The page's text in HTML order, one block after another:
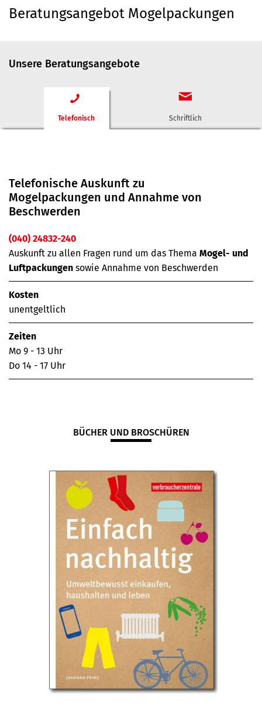
Beratungsangebot Mogelpackungen
Unsere Beratungsangebote
Telefonisch Schriftlich
Telefonische Auskunft zu
Mogelpackungen und Annahme von
Beschwerden
(040) 24832-240
Auskunft zu allen Fragen rund um das Thema Mogel- und
Luftpackungen sowie Annahme von Beschwerden
Kosten
unentgeltlich
Zeiten
Mo 9 - 13 Uhr
Do 14 - 17 Uhr
BÜCHER UND BROSCHÜREN